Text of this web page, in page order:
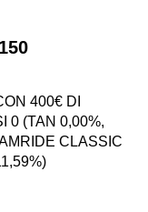
400€ DI
0 (TAN 0,00%,
CLASSIC